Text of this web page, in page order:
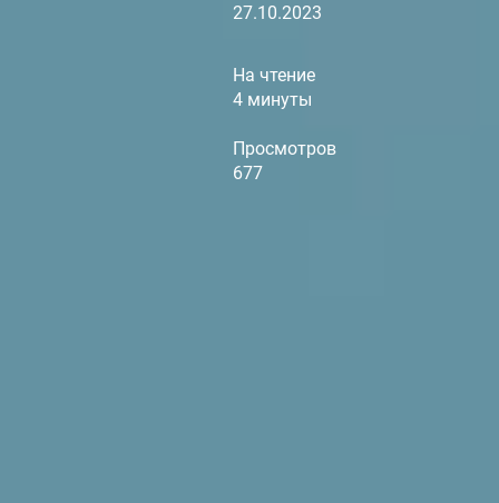
27.10.2023
На чтение
4 минуты
Просмотров
677